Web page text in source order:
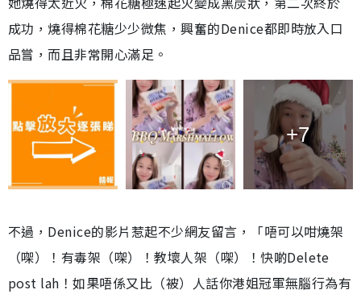
成功，燒得棉花糖少少微焦，興奮的Denice都即時放入口
品嘗，而且非常開心滿足。
+7
不過，Denice的影片惹起不少網友留言，「唔可以咁燒架
（㗎）！有毒架（㗎）！教壞人架（㗎）！快啲Delete
post lah！如果唔係又比（被）人話你港姐冠軍無腦行為有